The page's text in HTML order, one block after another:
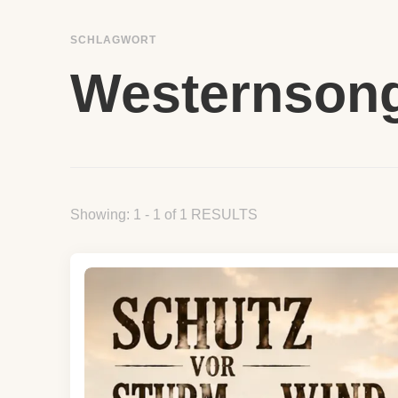
SCHLAGWORT
Showing: 1 - 1 of 1 RESULTS